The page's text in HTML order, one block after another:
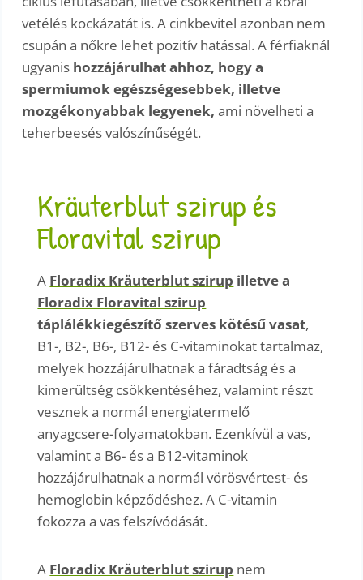
vetélés kockázatát is. A cinkbevitel azonban nem
csupán a nőkre lehet pozitív hatással. A férfiaknál
ugyanis hozzájárulhat ahhoz, hogy a
spermiumok egészségesebbek, illetve
mozgékonyabbak legyenek, ami növelheti a
teherbeesés valószínűségét.
Kräuterblut szirup és
Floravital szirup
A Floradix Kräuterblut szirup illetve a
Floradix Floravital szirup
táplálékkiegészítő szerves kötésű vasat,
B1-, B2-, B6-, B12- és C-vitaminokat tartalmaz,
melyek hozzájárulhatnak a fáradtság és a
kimerültség csökkentéséhez, valamint részt
vesznek a normál energiatermelő
anyagcsere-folyamatokban. Ezenkívül a vas,
valamint a B6- és a B12-vitaminok
hozzájárulhatnak a normál vörösvértest- és
hemoglobin képződéshez. A C-vitamin
fokozza a vas felszívódását.
A Floradix Kräuterblut szirup nem